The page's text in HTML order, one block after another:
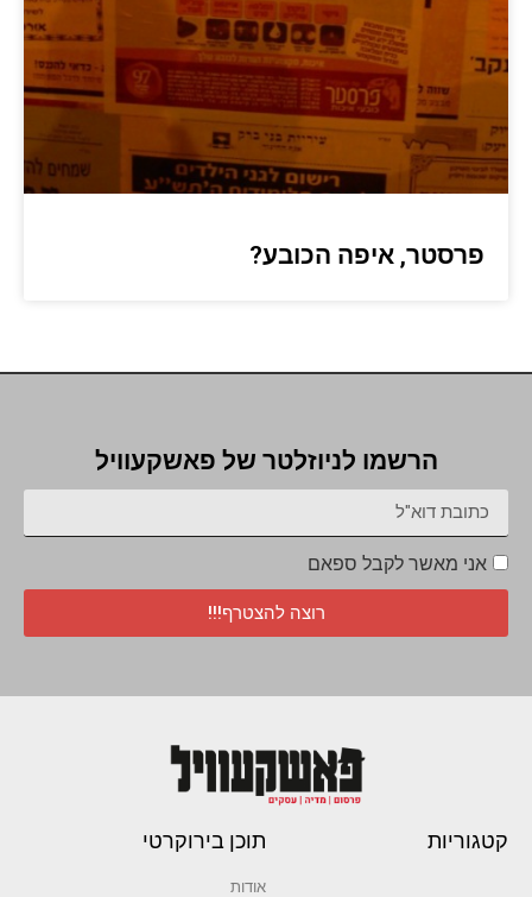
פרסטר, איפה הכובע?
הרשמו לניוזלטר של פאשקעוויל
אני מאשר לקבל ספאם
רוצה להצטרף!!!
קטגוריות תוכן בירוקרטי
אודות